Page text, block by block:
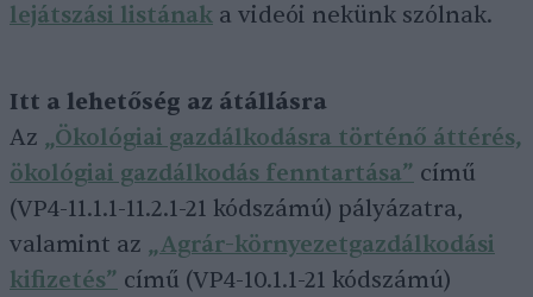
lejátszási listának a videói nekünk szólnak.
Itt a lehetőség az átállásra
Az „Ökológiai gazdálkodásra történő áttérés,
ökológiai gazdálkodás fenntartása” című
(VP4-11.1.1-11.2.1-21 kódszámú) pályázatra,
valamint az „Agrár-környezetgazdálkodási
kifizetés” című (VP4-10.1.1-21 kódszámú)